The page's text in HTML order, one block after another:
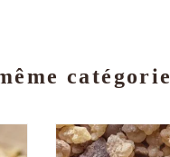
catégorie